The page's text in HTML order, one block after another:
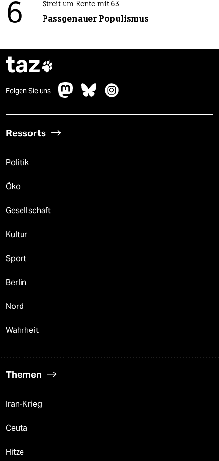
6 Streit um Rente mit 63
Passgenauer Populismus
taz
Folgen Sie uns
Ressorts
Politik
Öko
Gesellschaft
Kultur
Sport
Berlin
Nord
Wahrheit
Themen
Iran-Krieg
Ceuta
Hitze